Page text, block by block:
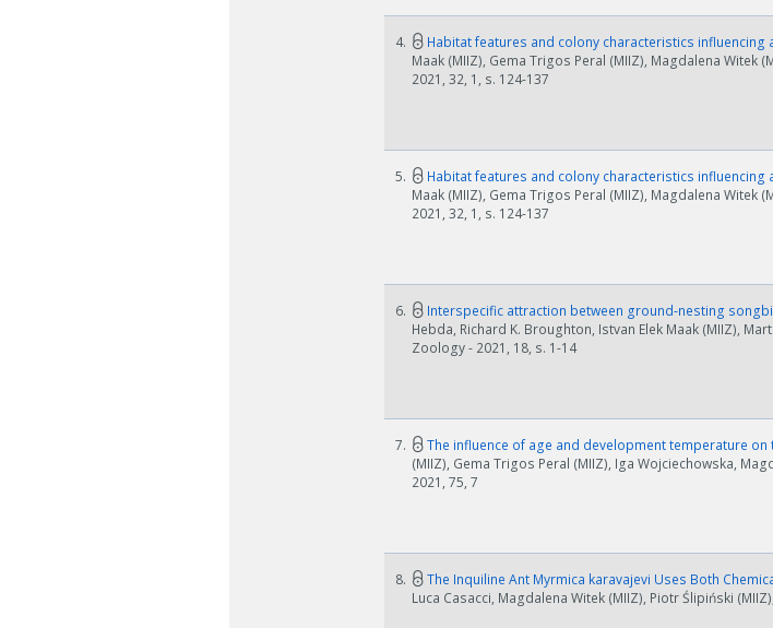
4. Habitat features and colony characteristics
Maak (MIIZ), Gema Trigos Peral (MIIZ), Magdalena Witek
2021, 32, 1, s. 124-137
5. Habitat features and colony characteristics
Maak (MIIZ), Gema Trigos Peral (MIIZ), Magdalena Witek
2021, 32, 1, s. 124-137
6. Interspecific attraction between ground‑nesting
Hebda, Richard K. Broughton, Istvan Elek Maak (MIIZ),
Zoology - 2021, 18, s. 1-14
7. The influence of age and development temperature
(MIIZ), Gema Trigos Peral (MIIZ), Iga Wojciechowska,
2021, 75, 7
8. The Inquiline Ant Myrmica karavajevi Uses Both
Luca Casacci, Magdalena Witek (MIIZ), Piotr Ślipiński